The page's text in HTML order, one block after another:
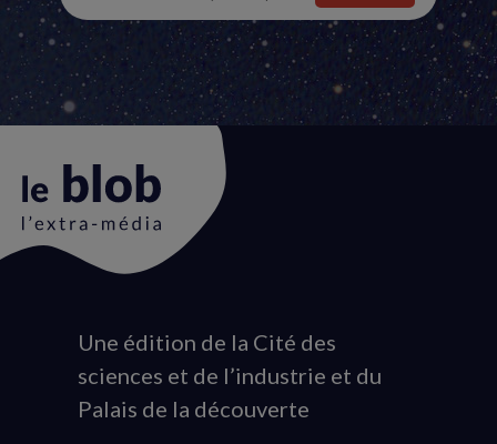
Animation
du
logo
Une édition de la Cité des
sciences et de l’industrie et du
Palais de la découverte